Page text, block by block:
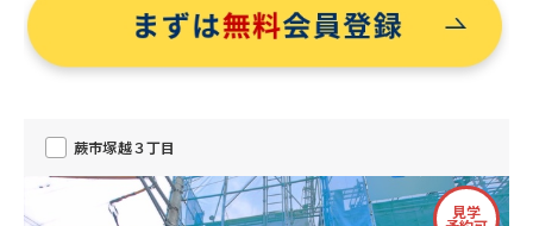
蕨市塚越３丁目
見学